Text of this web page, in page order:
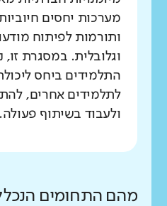
מערכות יחסים
ותורמות לפיתוח
וגלובלית. במסגרת זו,
התלמידים ביחס
לתלמידים אחרים,
ולעבוד בשיתוף פעולה.
מהם התחומים